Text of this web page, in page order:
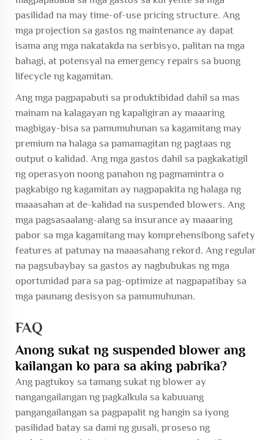
pasilidad na may time-of-use pricing structure. Ang
mga projection sa gastos ng maintenance ay dapat
isama ang mga nakatakda na serbisyo, palitan na mga
bahagi, at potensyal na emergency repairs sa buong
lifecycle ng kagamitan.
Ang mga pagpapabuti sa produktibidad dahil sa mas
mainam na kalagayan ng kapaligiran ay maaaring
magbigay-bisa sa pamumuhunan sa kagamitang may
premium na halaga sa pamamagitan ng pagtaas ng
output o kalidad. Ang mga gastos dahil sa pagkakatigil
ng operasyon noong panahon ng pagmamintra o
pagkabigo ng kagamitan ay nagpapakita ng halaga ng
maaasahan at de-kalidad na suspended blowers. Ang
mga pagsasaalang-alang sa insurance ay maaaring
pabor sa mga kagamitang may komprehensibong safety
features at patunay na maaasahang rekord. Ang regular
na pagsubaybay sa gastos ay nagbubukas ng mga
oportunidad para sa pag-optimize at nagpapatibay sa
mga paunang desisyon sa pamumuhunan.
FAQ
Anong sukat ng suspended blower ang
kailangan ko para sa aking pabrika?
Ang pagtukoy sa tamang sukat ng blower ay
nangangailangan ng pagkalkula sa kabuuang
pangangailangan sa pagpapalit ng hangin sa iyong
pasilidad batay sa dami ng gusali, proseso ng